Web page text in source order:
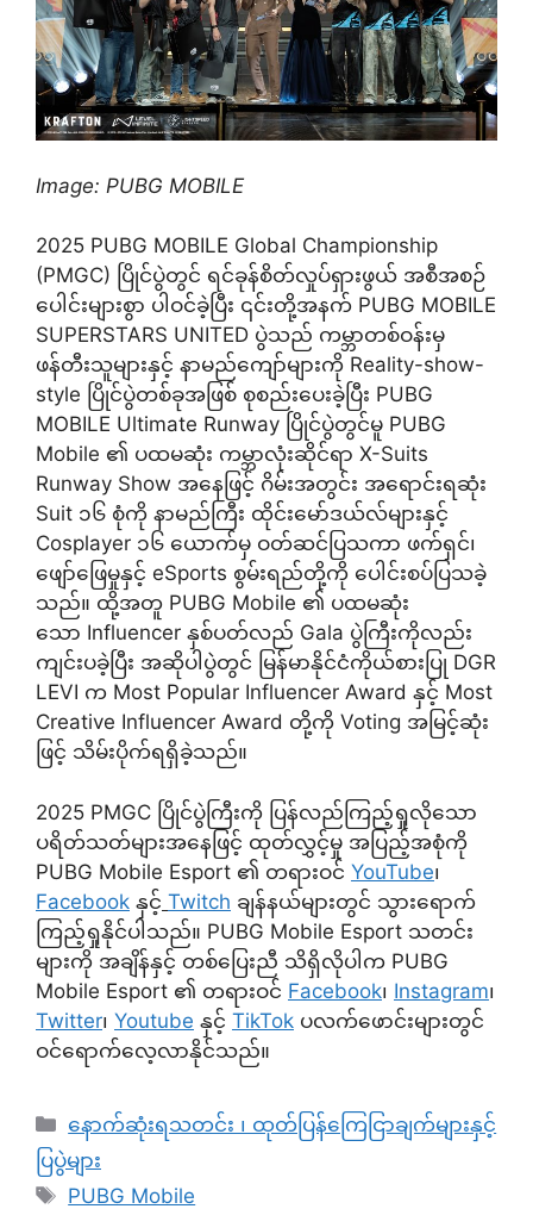
Image: PUBG MOBILE
2025 PUBG MOBILE Global Championship
(PMGC) ပြိုင်ပွဲတွင် ရင်ခုန်စိတ်လှုပ်ရှားဖွယ် အစီအစဉ်
ပေါင်းများစွာ ပါဝင်ခဲ့ပြီး ၎င်းတို့အနက် PUBG MOBILE
SUPERSTARS UNITED ပွဲသည် ကမ္ဘာတစ်ဝန်းမှ
ဖန်တီးသူများနှင့် နာမည်ကျော်များကို Reality-show-
style ပြိုင်ပွဲတစ်ခုအဖြစ် စုစည်းပေးခဲ့ပြီး PUBG
MOBILE Ultimate Runway ပြိုင်ပွဲတွင်မူ PUBG
Mobile ၏ ပထမဆုံး ကမ္ဘာလုံးဆိုင်ရာ X-Suits
Runway Show အနေဖြင့် ဂိမ်းအတွင်း အရောင်းရဆုံး
Suit ၁၆ စုံကို နာမည်ကြီး ထိုင်းမော်ဒယ်လ်များနှင့်
Cosplayer ၁၆ ယောက်မှ ဝတ်ဆင်ပြသကာ ဖက်ရှင်၊
ဖျော်ဖြေမှုနှင့် eSports စွမ်းရည်တို့ကို ပေါင်းစပ်ပြသခဲ့
သည်။ ထို့အတူ PUBG Mobile ၏ ပထမဆုံး
သော Influencer နှစ်ပတ်လည် Gala ပွဲကြီးကိုလည်း
ကျင်းပခဲ့ပြီး အဆိုပါပွဲတွင် မြန်မာနိုင်ငံကိုယ်စားပြု DGR
LEVI က Most Popular Influencer Award နှင့် Most
Creative Influencer Award တို့ကို Voting အမြင့်ဆုံး
ဖြင့် သိမ်းပိုက်ရရှိခဲ့သည်။
2025 PMGC ပြိုင်ပွဲကြီးကို ပြန်လည်ကြည့်ရှုလိုသော
ပရိတ်သတ်များအနေဖြင့် ထုတ်လွှင့်မှု အပြည့်အစုံကို
PUBG Mobile Esport ၏ တရားဝင် YouTube၊
Facebook နှင့် Twitch ချန်နယ်များတွင် သွားရောက်
ကြည့်ရှုနိုင်ပါသည်။ PUBG Mobile Esport သတင်း
များကို အချိန်နှင့် တစ်ပြေးညီ သိရှိလိုပါက PUBG
Mobile Esport ၏ တရားဝင် Facebook၊ Instagram၊
Twitter၊ Youtube နှင့် TikTok ပလက်ဖောင်းများတွင်
ဝင်ရောက်လေ့လာနိုင်သည်။
Categories
နောက်ဆုံးရသတင်း ၊ ထုတ်ပြန်ကြေငြာချက်များနှင့်
ပြပွဲများ
Tags
PUBG Mobile